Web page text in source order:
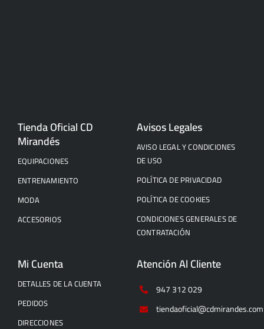
Tienda Oficial CD
Mirandés
EQUIPACIONES
ENTRENAMIENTO
MODA
ACCESORIOS
Avisos Legales
AVISO LEGAL Y CONDICIONES
DE USO
POLÍTICA DE PRIVACIDAD
POLÍTICA DE COOKIES
CONDICIONES GENERALES DE
CONTRATACIÓN
Mi Cuenta
DETALLES DE LA CUENTA
PEDIDOS
DIRECCIONES
Atención Al Cliente
947 312 029
tiendaoficial@cdmirandes.com